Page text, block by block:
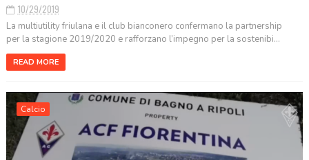
10/29/2019
La multiutility friulana e il club bianconero confermano la partnership
per la stagione 2019/2020 e rafforzano l’impegno per la sostenibi...
READ MORE
Calcio